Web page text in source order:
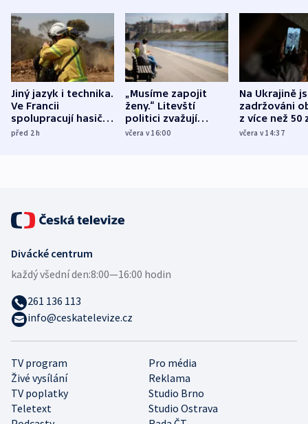
Jiný jazyk i technika.
Ve Francii
spolupracují hasiči z
různých zemí
před 2h
„Musíme zapojit
ženy.“ Litevští
politici zvažují
dohodu o
včera v 16:00
Na Ukrajině
zadržováni
z více než 50
Bojovali na
včera v 14:37
TV program
Pro média
Živé vysílání
Reklama
TV poplatky
Studio Brno
Teletext
Studio Ostrava
Divácké centrum
každý všední den:8:00—16:00 hodin
261 136 113
info@ceskatelevize.cz